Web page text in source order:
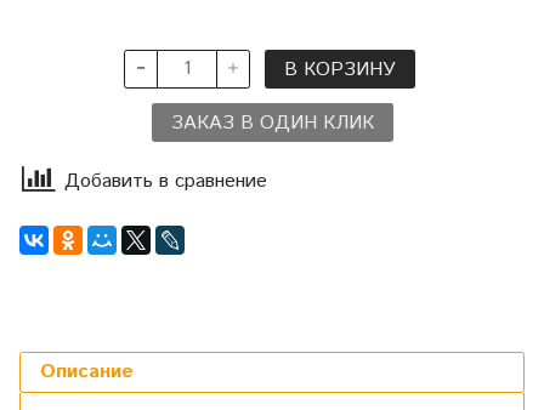
В КОРЗИНУ
ЗАКАЗ В ОДИН КЛИК
Добавить в сравнение
Описание